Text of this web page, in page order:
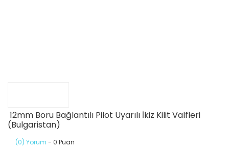
12mm Boru Bağlantılı Pilot Uyarılı İkiz Kilit Valfleri
(Bulgaristan)
(0) Yorum - 0 Puan